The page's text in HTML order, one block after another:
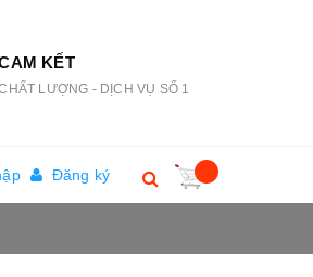
KẾT
LƯỢNG - DỊCH VỤ SỐ 1
Đăng ký